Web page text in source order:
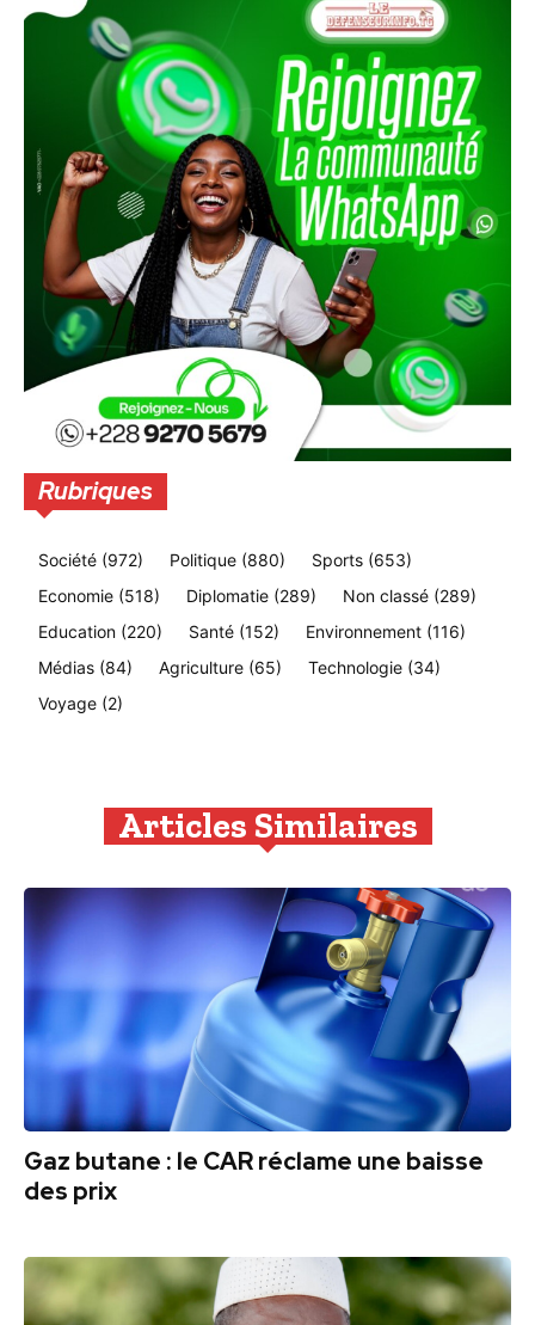
Rubriques
Société (972) Politique (880) Sports (653)
Economie (518) Diplomatie (289) Non classé (289)
Education (220) Santé (152) Environnement (116)
Médias (84) Agriculture (65) Technologie (34)
Voyage (2)
Articles Similaires
Gaz butane : le CAR réclame une baisse
des prix